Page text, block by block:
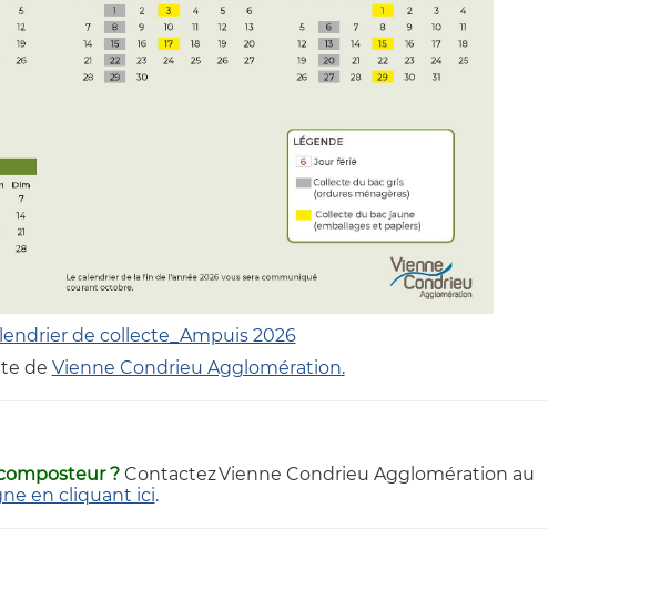
de collecte_Ampuis 2026
de Vienne Condrieu Agglomération.
?Contactez Vienne Condrieu Agglomération au
en cliquant ici.